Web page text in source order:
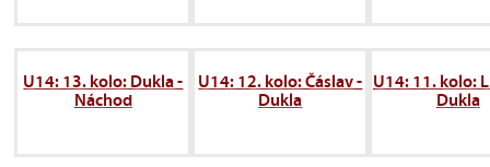
U14: 13. kolo: Dukla -
Náchod
U14: 12. kolo: Čáslav -
Dukla
U14: 11. kolo:
Dukla